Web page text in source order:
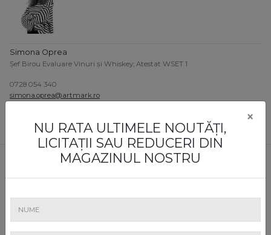
Simona Oprea
Șef Birou Evaluare Vinuri și Whiskey; Atestat WSET 1
0728 054 340
simona.oprea@artmark.ro
Abonați-vă la newsletter!
NU RATA ULTIMELE NOUTĂȚI,
LICITAȚII SAU REDUCERI DIN
MAGAZINUL NOSTRU
×